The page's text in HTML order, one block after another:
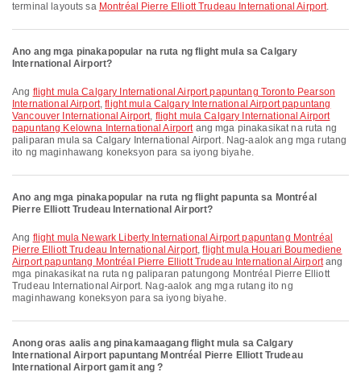
terminal layouts sa Montréal Pierre Elliott Trudeau International Airport.
Ano ang mga pinakapopular na ruta ng flight mula sa Calgary
International Airport?
Ang flight mula Calgary International Airport papuntang Toronto Pearson
International Airport,flight mula Calgary International Airport papuntang
Vancouver International Airport, flight mula Calgary International Airport
papuntang Kelowna International Airportang mga pinakasikat na ruta ng
paliparan mula sa Calgary International Airport. Nag-aalok ang mga rutang
ito ng maginhawang koneksyon para sa iyong biyahe.
Ano ang mga pinakapopular na ruta ng flight papunta sa Montréal
Pierre Elliott Trudeau International Airport?
Ang flight mula Newark Liberty International Airport papuntang Montréal
Pierre Elliott Trudeau International Airport,flight mula Houari Boumediene
Airport papuntang Montréal Pierre Elliott Trudeau International Airportang
mga pinakasikat na ruta ng paliparan patungong Montréal Pierre Elliott
Trudeau International Airport. Nag-aalok ang mga rutang ito ng
maginhawang koneksyon para sa iyong biyahe.
Anong oras aalis ang pinakamaagang flight mula sa Calgary
International Airport papuntang Montréal Pierre Elliott Trudeau
International Airport gamit ang ?